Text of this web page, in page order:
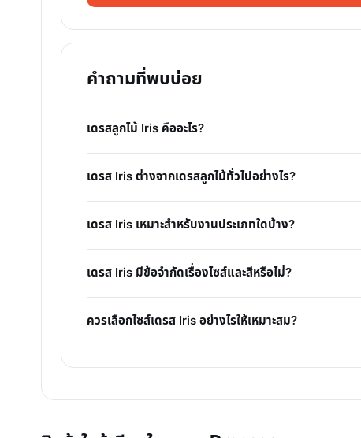
คำถามที่พบบ่อย
เดรสลูกไม้ Iris คืออะไร?
เดรส Iris ต่างจากเดรสลูกไม้ทั่วไปอย่างไร?
เดรส Iris เหมาะสำหรับงานประเภทใดบ้าง?
เดรส Iris มีข้อจำกัดเรื่องไซส์และสีหรือไม่?
ควรเลือกไซส์เดรส Iris อย่างไรให้เหมาะสม?